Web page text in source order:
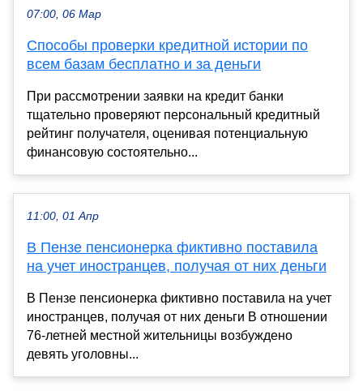
07:00, 06 Мар
Способы проверки кредитной истории по
всем базам бесплатно и за деньги
При рассмотрении заявки на кредит банки
тщательно проверяют персональный кредитный
рейтинг получателя, оценивая потенциальную
финансовую состоятельно...
11:00, 01 Апр
В Пензе пенсионерка фиктивно поставила
на учет иностранцев, получая от них деньги
В Пензе пенсионерка фиктивно поставила на учет
иностранцев, получая от них деньги В отношении
76-летней местной жительницы возбуждено
девять уголовны...